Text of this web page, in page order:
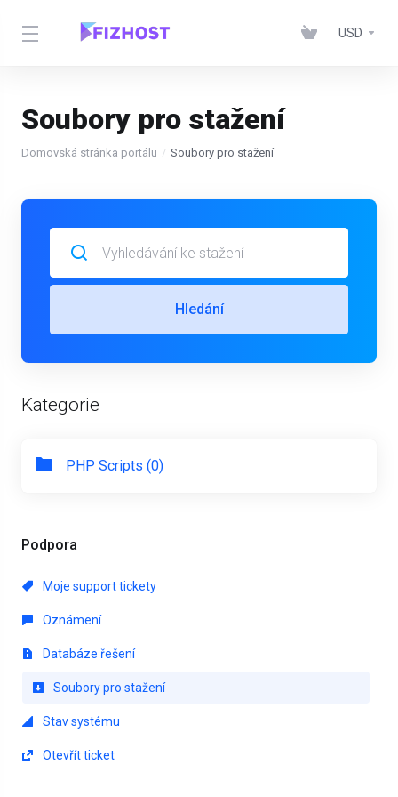
USD
Soubory pro stažení
Domovská stránka portálu Soubory pro stažení
Podpora
Moje support tickety
Oznámení
Databáze řešení
Soubory pro stažení
Stav systému
Otevřít ticket
Hledání
Kategorie
PHP Scripts (0)